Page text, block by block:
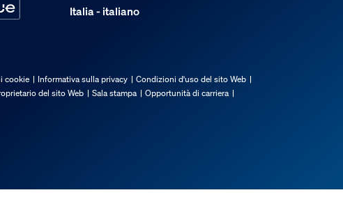
Italia - italiano
cookie Informativa sulla privacy
Condizioni d'uso del sito Web
del sito Web Sala stampa
Opportunità di carriera